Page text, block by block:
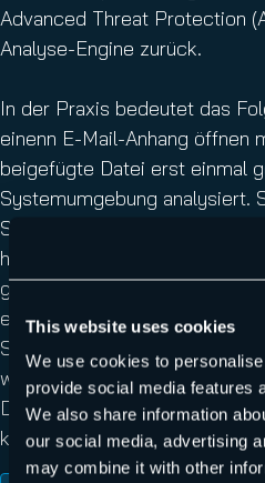
This website uses cookies
We use cookies to
provide social media features
We also share information
our social media, advertising
may combine it with other
Advanced Threat Protection
Analyse-Engine zurück.
In der Praxis bedeutet das
einenn E-Mail-Anhang öffnen
beigefügte Datei erst einmal
Systemumgebung analysiert.
Schritt tatsächlich um einen
handeln, wird dieser durch
geblockt. Die Freezing-
einmal zurück bzw. „friert“
Signaturen für die Filter einer
wurden, erfolgt ein neuer
Datei. So hätte ein
keine Chance gehabt.